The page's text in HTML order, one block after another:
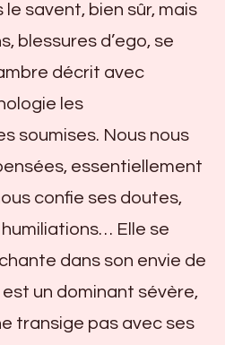
le savent, bien sûr, mais
blessures d’ego, se
décrit avec
les
soumises. Nous nous
essentiellement
confie ses doutes,
Elle se
dans son envie de
est un dominant sévère,
transige pas avec ses